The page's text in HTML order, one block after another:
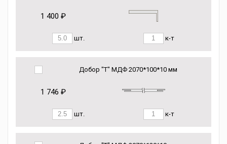
1 400 ₽
шт. к-т
Добор "Т" МДФ 2070*100*10 мм
1 746 ₽
шт. к-т